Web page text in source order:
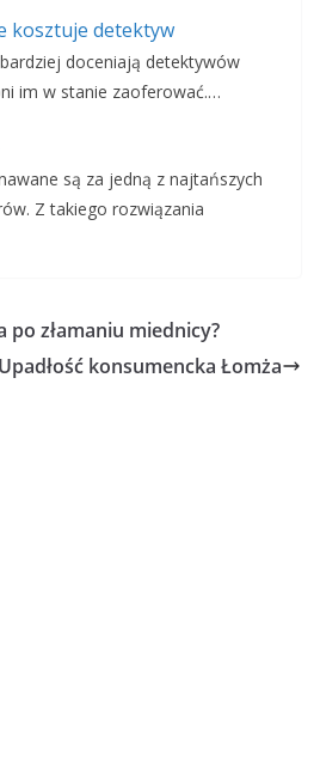
kosztuje detektyw
doceniają detektywów
im w stanie zaoferować.…
są za jedną z najtańszych
Z takiego rozwiązania
złamaniu miednicy?
Upadłość konsumencka Łomża